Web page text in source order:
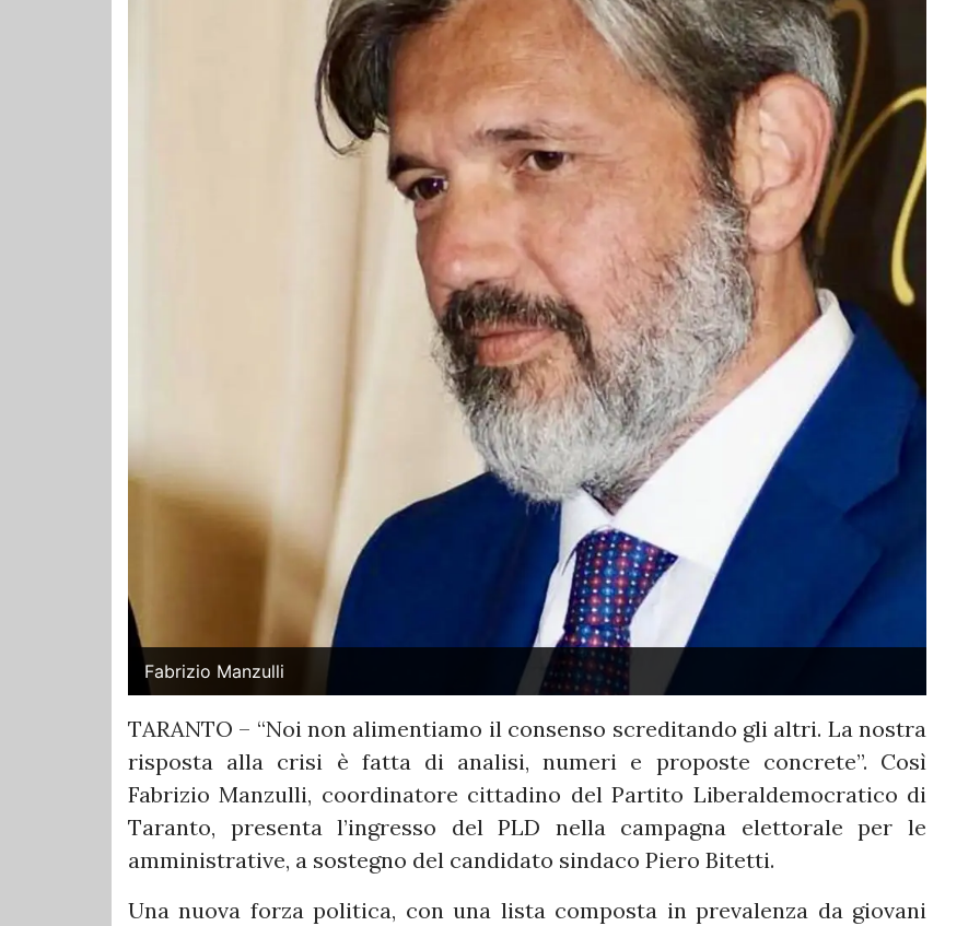
Fabrizio Manzulli
TARANTO – “Noi non alimentiamo il consenso screditando gli altri. La nostra
risposta alla crisi è fatta di analisi, numeri e proposte concrete”. Così
Fabrizio Manzulli, coordinatore cittadino del Partito Liberaldemocratico di
Taranto, presenta l’ingresso del PLD nella campagna elettorale per le
amministrative, a sostegno del candidato sindaco Piero Bitetti.
Una nuova forza politica, con una lista composta in prevalenza da giovani